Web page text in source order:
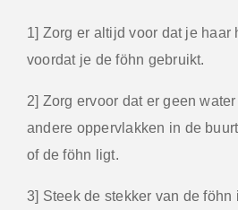
1] Zorg er altijd voor dat je haar
voordat je de föhn gebruikt.
2] Zorg ervoor dat er geen
andere oppervlakken in de
of de föhn ligt.
3] Steek de stekker van de föhn